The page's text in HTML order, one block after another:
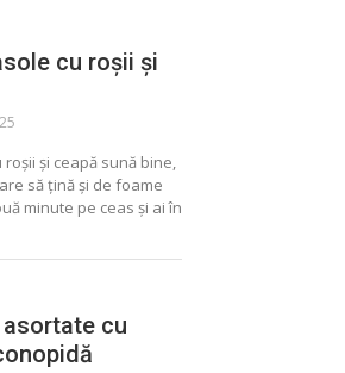
cu roșii și
și ceapă sună bine,
să țină și de foame
minute pe ceas și ai în
CONSERVE
cu